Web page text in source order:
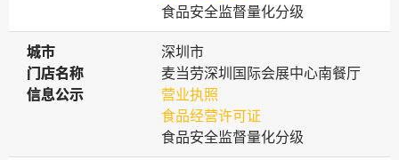
食品安全监督量化分级
城市
城市
深圳市
门店名称
门店名称
麦当劳深圳国际会展中心南餐厅
信息公示
信息公示
营业执照
食品经营许可证
食品安全监督量化分级